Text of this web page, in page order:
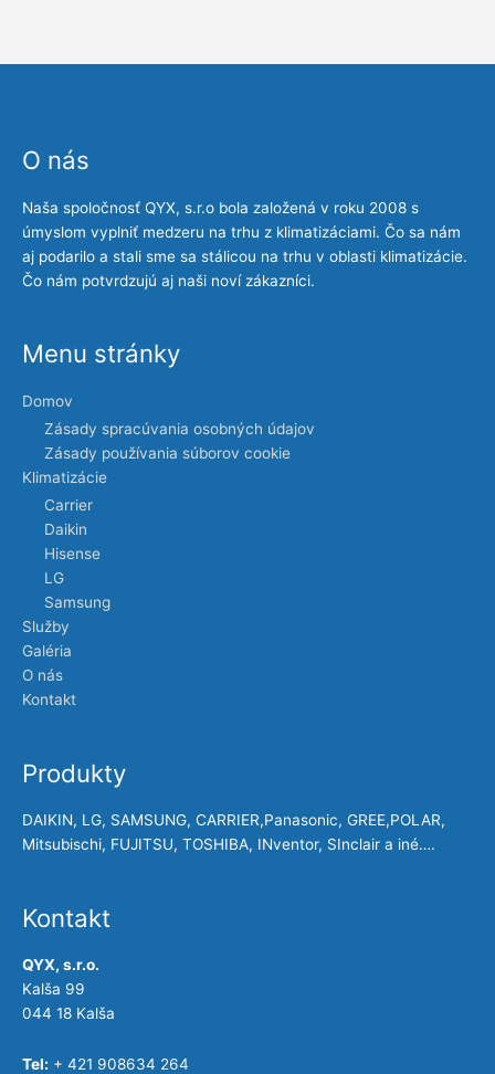
O nás
Naša spoločnosť QYX, s.r.o bola založená v roku 2008 s
úmyslom vyplniť medzeru na trhu z klimatizáciami. Čo sa nám
aj podarilo a stali sme sa stálicou na trhu v oblasti klimatizácie.
Čo nám potvrdzujú aj naši noví zákazníci.
Menu stránky
Domov
Zásady spracúvania osobných údajov
Zásady používania súborov cookie
Klimatizácie
Carrier
Daikin
Hisense
LG
Samsung
Služby
Galéria
O nás
Kontakt
Produkty
DAIKIN, LG, SAMSUNG, CARRIER,Panasonic, GREE,POLAR,
Mitsubischi, FUJITSU, TOSHIBA, INventor, SInclair a iné….
Kontakt
QYX, s.r.o.
Kalša 99
044 18 Kalša
Tel: + 421 908634 264